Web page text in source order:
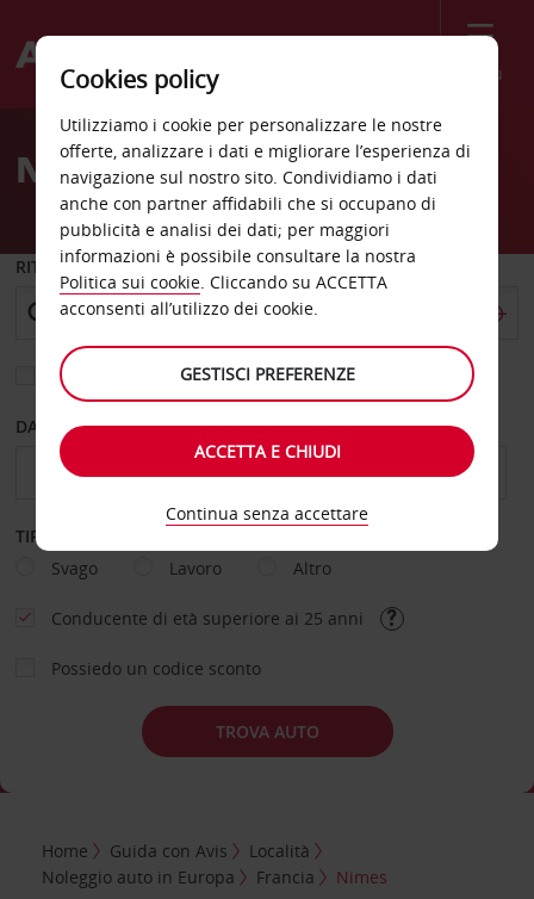
Menù
Welcome
AvisNoleggio auto Nimes
RITIRO DA
Scegli una località di riconsegna diversa
DAL GIORNO AL GIORNO
TIPOLOGIA DI NOLEGGIO
Svago
Lavoro Altro
Conducente di età superiore ai 25 anni
Possiedo un codice sconto
TROVA AUTO
Home Guida con Avis
Località
Noleggio auto in Europa
Francia Nimes
Cookies policy
Utilizziamo i cookie per personalizzare le nostre
offerte, analizzare i dati e migliorare l’esperienza di
navigazione sul nostro sito. Condividiamo i dati
anche con partner affidabili che si occupano di
pubblicità e analisi dei dati; per maggiori
informazioni è possibile consultare la nostra
Politica sui cookie. Cliccando su ACCETTA
acconsenti all’utilizzo dei cookie.
GESTISCI PREFERENZE
ACCETTA E CHIUDI
Continua senza accettare